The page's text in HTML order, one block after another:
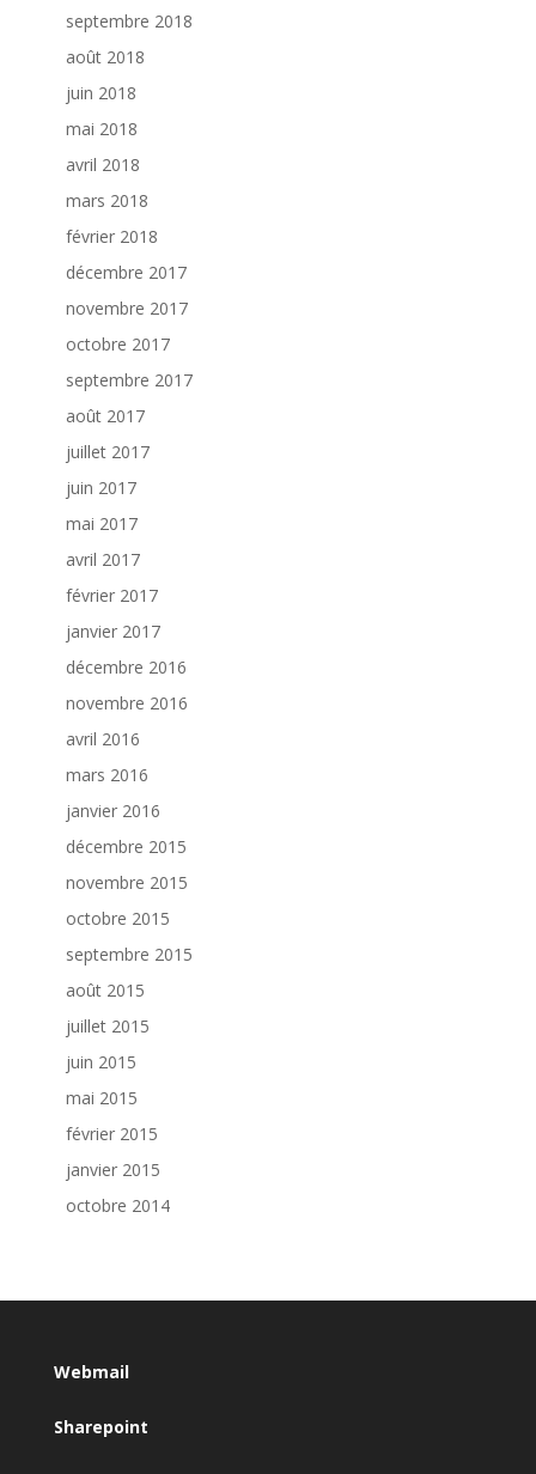
septembre 2018
août 2018
juin 2018
mai 2018
avril 2018
mars 2018
février 2018
décembre 2017
novembre 2017
octobre 2017
septembre 2017
août 2017
juillet 2017
juin 2017
mai 2017
avril 2017
février 2017
janvier 2017
décembre 2016
novembre 2016
avril 2016
mars 2016
janvier 2016
décembre 2015
novembre 2015
octobre 2015
septembre 2015
août 2015
juillet 2015
juin 2015
mai 2015
février 2015
janvier 2015
octobre 2014
Webmail
Sharepoint